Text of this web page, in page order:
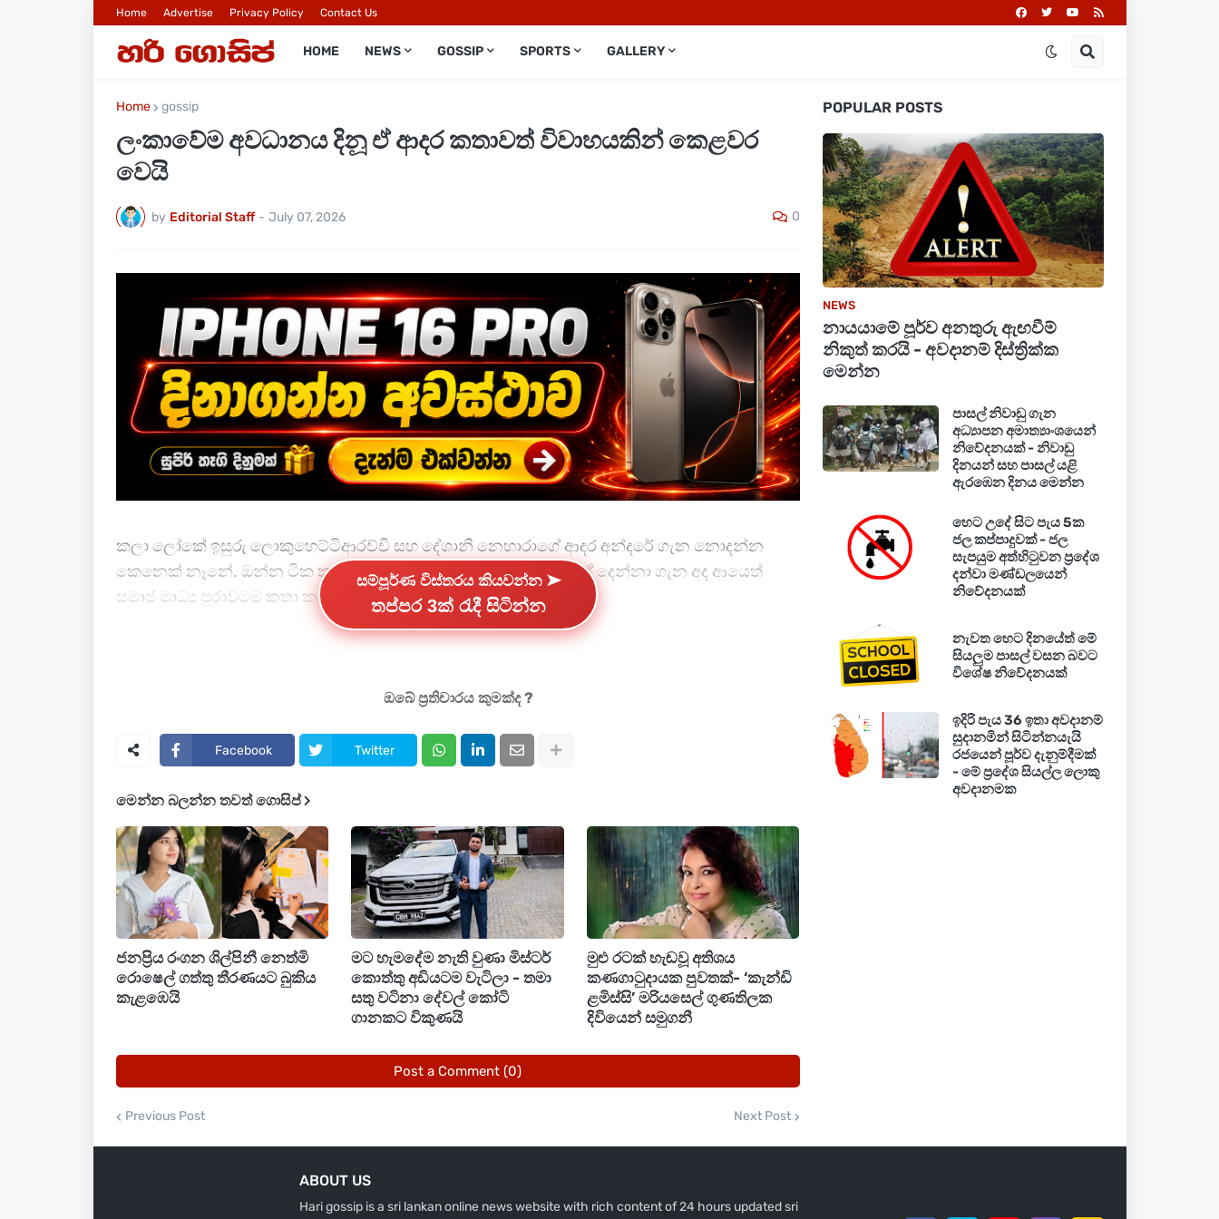
Home Advertise Privacy Policy Contact Us
HOME NEWS GOSSIP SPORTS GALLERY
Home gossip
ලංකාවේම අවධානය දිනූ ඒ ආදර කතාවත් විවාහයකින් කෙළවර
වෙ‍යි
by Editorial Staff - July 07, 2026 0
කලා ලෝකේ ඉසුරු ලොකුහෙට්ටිආරච්චි සහ දේශානි නෙහාරාගේ ආදර අන්දරේ ගැන නොදන්න
කෙනෙක් නෑනේ. ඔන්න ටික කාලයක් වැඩි කතාබහට ලක් නොවුණ ඒ දෙන්නා ගැන අද ආයෙත්
සමාජ මාධ්‍ය පුරාවටම කතා කරන්න පටන් අරන්.
ඒකට හේතුව ඉසුරු තමන්ගේ මුහුණුපොතේ මීට සුළු මොහොතකට පෙර දේශානි නෙහාරා හා විවාහ
වශයෙන්ම මංගල්‍යයකින් කෙළවර වීමත් සමඟ ඔවුන් දෙන්නට සමාජ මාධ්‍ය පුරාවටම සුබ පැතුම් එකතු
ඒ අතර කලා ක්ෂේත්‍රයේ තරු රැසකගේත් සුබ පැතුම් ඇතුළත්. ඉතින් අලුත් ජීවිතයක් අරඹමින් යුග දිවියට
පිවිසි ඉසුරු සහ දේශානි ආදරණීය යුවළට දිවි ගමන සාර්ථක වේවා කියන එක තමා මේ දෙන්නට
ආදරේ කරන කාගෙත් ප්‍රාර්ථනය.
සම්පූර්ණ විස්තරය කියවන්න ➤
තප්පර 3ක් රැදී සිටින්න
ඔබේ ප්‍රතිචාරය කුමක්ද ?
Facebook Twitter
මෙන්න බලන්න තවත් ගොසිප්
ජනප්‍රිය රංගන ශිල්පිනී නෙත්මි
රොෂෙල් ගත්තු තීරණයට බුකිය
කැළඹෙයි
මට හැමදේම නැති වුණා මිස්ටර්
කොත්තු අඩියටම වැටිලා - තමා
සතු වටිනා දේවල් කෝටි
ගානකට විකුණයි
මුළු රටක් හැඬවූ අතිශය
කණගාටුදායක පුවතක්- ‘කැන්ඩි
ළමිස්සි’ මරියසෙල් ගුණතිලක
දිවියෙන් සමුගනී
Post a Comment (0)
Previous Post Next Post
POPULAR POSTS
NEWS
නායයාමේ පූර්ව අනතුරු ඇඟවීම්
නිකුත් කරයි - අවදානම් දිස්ත්‍රික්ක
මෙන්න
පාසල් නිවාඩු ගැන
අධ්‍යාපන අමාත්‍යාංශයෙන්
නිවේදනයක් - නිවාඩු
දිනයන් සහ පාසල් යළි
ඇරඹෙන දිනය මෙන්න
හෙට උදේ සිට පැය 5ක
ජල කප්පාදුවක් - ජල
සැපයුම අත්හිටුවන ප්‍රදේශ
දන්වා මණ්ඩලයෙන්
නිවේදනයක්
නැවත හෙට දිනයේත් මේ
සියලුම පාසල් වසන බවට
විශේෂ නිවේදනයක්
ඉදිරි පැය 36 ඉතා අවදානම්
සුදානමින් සිටින්නයැයි
රජයෙන් පූර්ව දැනුම්දීමක්
- මේ ප්‍රදේශ සියල්ල ලොකු
අවදානමක
ABOUT US
Hari gossip is a sri lankan online news website with rich content of 24 hours updated sri